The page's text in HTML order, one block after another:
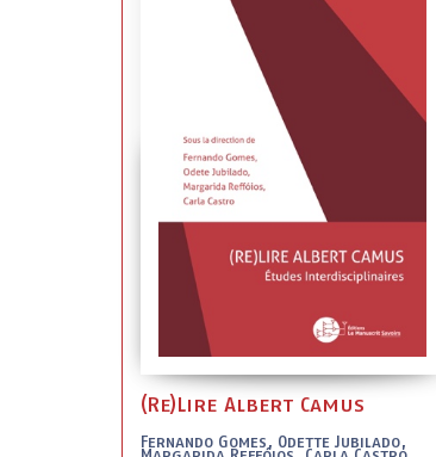
(Re)Lire Albert Camus
Fernando Gomes, Odette Jubilado,